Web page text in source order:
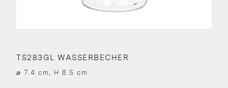
TS283GL WASSERBECHER
⌀ 7.4 cm, H 8.5 cm